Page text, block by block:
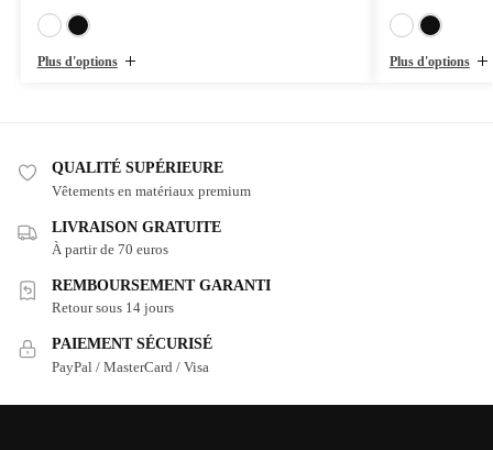
Plus d'options Plus d'options
QUALITÉ SUPÉRIEURE
Vêtements en matériaux premium
LIVRAISON GRATUITE
À partir de 70 euros
REMBOURSEMENT GARANTI
Retour sous 14 jours
PAIEMENT SÉCURISÉ
PayPal / MasterCard / Visa